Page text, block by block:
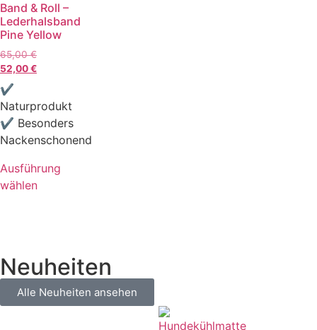
Band & Roll –
Lederhalsband
Pine Yellow
65,00€
52,00€
✔
Naturprodukt
✔ Besonders
Nackenschonend
Ausführung
wählen
Neuheiten
Alle Neuheiten ansehen